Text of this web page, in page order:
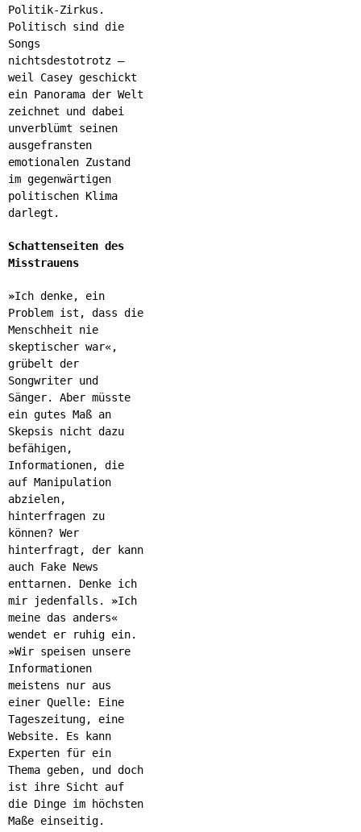
Politik-Zirkus.
Politisch sind die
Songs
nichtsdestotrotz –
weil Casey geschickt
ein Panorama der Welt
zeichnet und dabei
unverblümt seinen
ausgefransten
emotionalen Zustand
im gegenwärtigen
politischen Klima
darlegt.
Schattenseiten des
Misstrauens
»Ich denke, ein
Problem ist, dass die
Menschheit nie
skeptischer war«,
grübelt der
Songwriter und
Sänger. Aber müsste
ein gutes Maß an
Skepsis nicht dazu
befähigen,
Informationen, die
auf Manipulation
abzielen,
hinterfragen zu
können? Wer
hinterfragt, der kann
auch Fake News
enttarnen. Denke ich
mir jedenfalls. »Ich
meine das anders«
wendet er ruhig ein.
»Wir speisen unsere
Informationen
meistens nur aus
einer Quelle: Eine
Tageszeitung, eine
Website. Es kann
Experten für ein
Thema geben, und doch
ist ihre Sicht auf
die Dinge im höchsten
Maße einseitig.